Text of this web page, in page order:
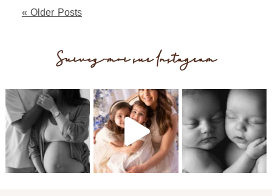
Voici enfin la suite des photos de Joachym! Et
« Older Posts
Suivez-moi sur Instagram